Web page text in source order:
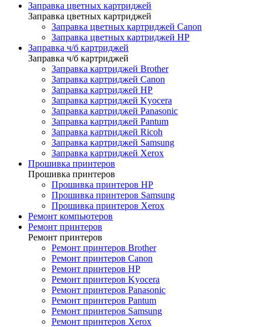
Заправка цветных картриджей
Заправка цветных картриджей
Заправка цветных картриджей Canon
Заправка цветных картриджей HP
Заправка ч/б картриджей
Заправка ч/б картриджей
Заправка картриджей Brother
Заправка картриджей Canon
Заправка картриджей HP
Заправка картриджей Kyocera
Заправка картриджей Panasonic
Заправка картриджей Pantum
Заправка картриджей Ricoh
Заправка картриджей Samsung
Заправка картриджей Xerox
Прошивка принтеров
Прошивка принтеров
Прошивка принтеров HP
Прошивка принтеров Samsung
Прошивка принтеров Xerox
Ремонт компьютеров
Ремонт принтеров
Ремонт принтеров
Ремонт принтеров Brother
Ремонт принтеров Canon
Ремонт принтеров HP
Ремонт принтеров Kyocera
Ремонт принтеров Panasonic
Ремонт принтеров Pantum
Ремонт принтеров Samsung
Ремонт принтеров Xerox